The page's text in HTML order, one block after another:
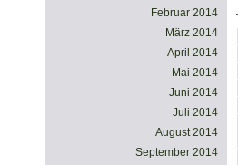
Februar 2014
März 2014
April 2014
Mai 2014
Juni 2014
Juli 2014
August 2014
September 2014